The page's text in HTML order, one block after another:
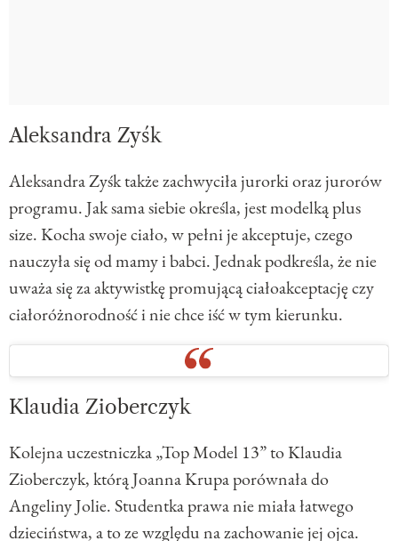
Aleksandra Zyśk
Aleksandra Zyśk także zachwyciła jurorki oraz jurorów
programu. Jak sama siebie określa, jest modelką plus
size. Kocha swoje ciało, w pełni je akceptuje, czego
nauczyła się od mamy i babci. Jednak podkreśla, że nie
uważa się za aktywistkę promującą ciałoakceptację czy
ciałoróżnorodność i nie chce iść w tym kierunku.
Klaudia Zioberczyk
Kolejna uczestniczka „Top Model 13” to Klaudia
Zioberczyk, którą Joanna Krupa porównała do
Angeliny Jolie. Studentka prawa nie miała łatwego
dzieciństwa, a to ze względu na zachowanie jej ojca.